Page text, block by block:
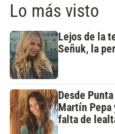
Lo más visto
Lejos de la
Señuk, la
Desde
Martín
falta de